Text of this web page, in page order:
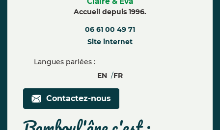
Accueil depuis 1996.
06 61 00 49 71
Site internet
Langues parlées :
EN
FR
Contactez-nous